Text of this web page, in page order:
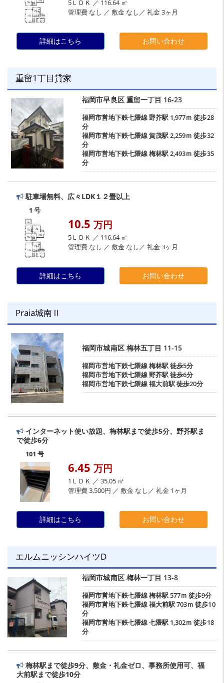
5ＬＤＫ ／ 116.64 ㎡
管理費 なし ／ 敷金 なし／ 礼金 3ヶ月
詳細はこちら お問い合わせ
重留1丁目貸家
福岡市早良区 重留一丁目 16-23
福岡市営地下鉄七隈線野芥駅 1,977ｍ 徒歩28
分
福岡市営地下鉄七隈線賀茂駅2,259ｍ 徒歩32
分
福岡市営地下鉄七隈線梅林駅2,493ｍ 徒歩35
分
駐車場無料、広々LDK１２畳以上
1 号
10.5 万円
5ＬＤＫ ／ 116.64 ㎡
管理費 なし ／ 敷金 なし／ 礼金 3ヶ月
詳細はこちら お問い合わせ
Praia城南Ⅱ
福岡市城南区 梅林五丁目 11-15
福岡市営地下鉄七隈線梅林駅徒歩5分
福岡市営地下鉄七隈線野芥駅徒歩6分
福岡市営地下鉄七隈線福大前駅徒歩20分
インターネット使い放題、梅林駅まで徒歩5分、野芥駅ま
で徒歩6分
101 号
6.45 万円
1ＬＤＫ ／ 35.05 ㎡
管理費 3,500円 ／ 敷金 なし／ 礼金 1ヶ月
詳細はこちら お問い合わせ
エルムニッシンハイツD
福岡市城南区 梅林一丁目 13-8
福岡市営地下鉄七隈線梅林駅577ｍ 徒歩9分
福岡市営地下鉄七隈線福大前駅703ｍ 徒歩10
分
福岡市営地下鉄七隈線七隈駅 1,302ｍ 徒歩18
分
梅林駅まで徒歩9分、敷金・礼金ゼロ、事務所使用可、福
大前駅まで徒歩10分